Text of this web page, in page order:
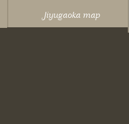
Jiyugaoka map